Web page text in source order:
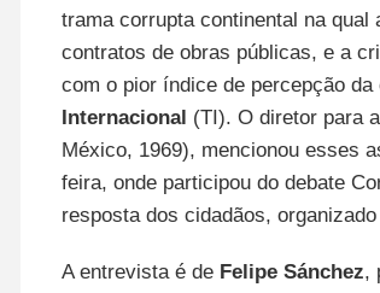
trama corrupta continental na
contratos de obras públicas, e a
com o pior índice de percepção
Internacional (TI). O diretor para
México, 1969), mencionou esses
feira, onde participou do debate
resposta dos cidadãos,
A entrevista é deFelipe Sánchez,